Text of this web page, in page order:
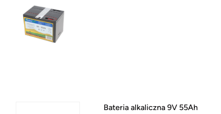
Bateria alkaliczna 9V 55Ah